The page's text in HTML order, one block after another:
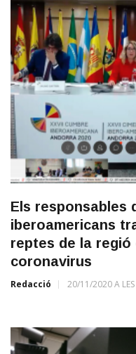
Els responsables
iberoamericans
reptes de la regió
coronavirus
Redacció 20/11/2020 A